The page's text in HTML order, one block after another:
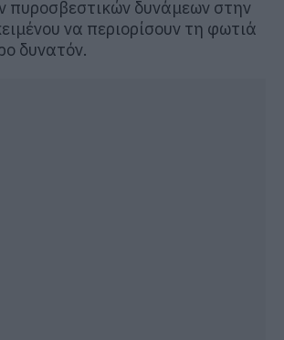
πυροσβεστικών δυνάμεων στην
να περιορίσουν τη φωτιά
δυνατόν.